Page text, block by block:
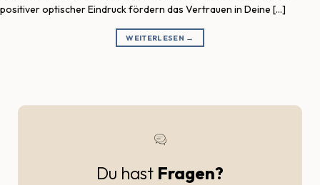
positiver optischer Eindruck fördern das Vertrauen in Deine […]
WEITERLESEN →
Du hast Fragen?